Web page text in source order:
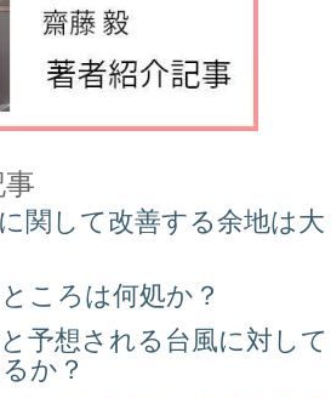
関して改善する余地は大
ころは何処か？
予想される台風に対して
か？